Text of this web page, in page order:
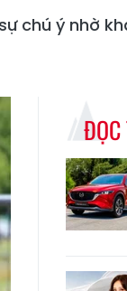
chú ý nhờ
ĐỌC